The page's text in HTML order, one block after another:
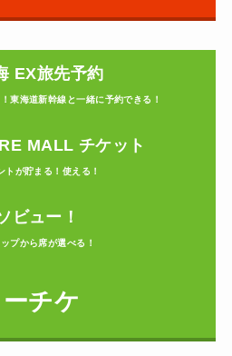
EX旅先予約
東海道新幹線と一緒に予約できる！
MALL チケット
トが貯まる！使える！
ビュー！
プから席が選べる！
ーチケ